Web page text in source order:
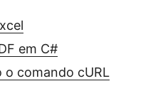
em C#
o comando cURL